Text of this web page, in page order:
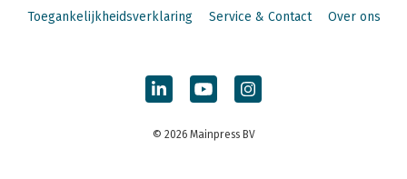
Toegankelijkheidsverklaring
Service & Contact Over ons
© 2026 Mainpress BV